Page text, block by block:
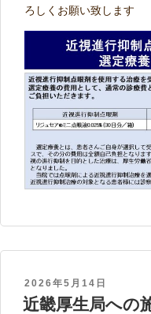
ろしくお願い致します
POSTED
ON
2026年5月14日
近畿厚生局への